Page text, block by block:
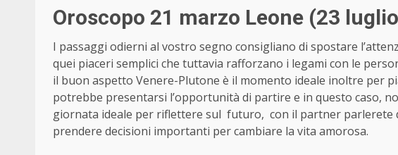
Oroscopo 21 marzo Leone (23
I passaggi odierni al vostro segno consigliano di spostare
quei piaceri semplici che tuttavia rafforzano i legami con le
il buon aspetto Venere-Plutone è il momento ideale inoltre per
potrebbe presentarsi l’opportunità di partire e in questo caso,
giornata ideale per riflettere sul futuro, con il partner parlerete
prendere decisioni importanti per cambiare la vita amorosa.